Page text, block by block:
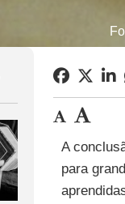
A
para